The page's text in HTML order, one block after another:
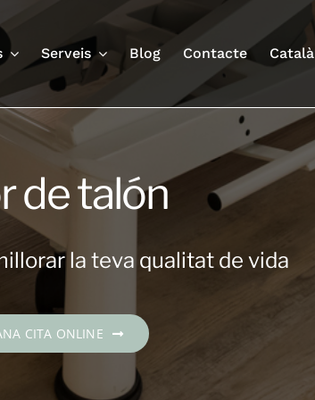
Serveis Blog Contacte Català
de talón
la teva qualitat de vida
CITA ONLINE